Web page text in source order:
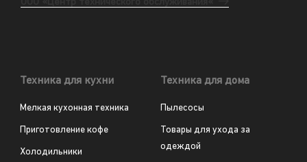
Техника для кухни
Мелкая кухонная техника
Приготовление кофе
Холодильники
Техника для дома
Пылесосы
Товары для ухода за
одеждой